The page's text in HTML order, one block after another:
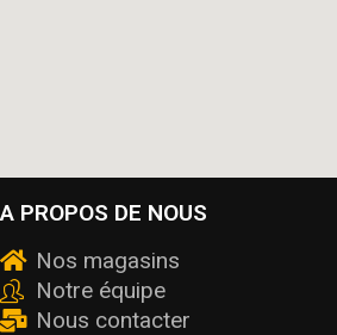
A PROPOS DE NOUS
Nos magasins
Notre équipe
Nous contacter